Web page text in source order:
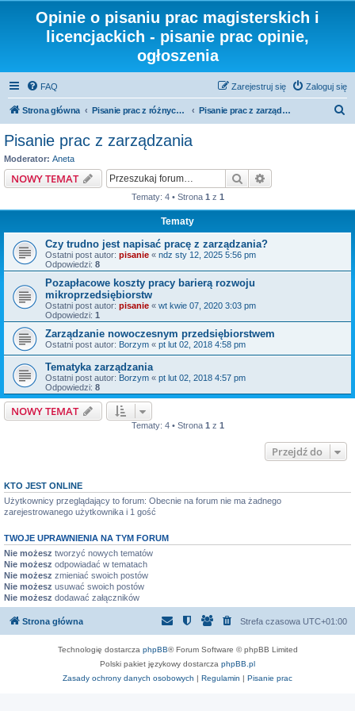
Opinie o pisaniu prac magisterskich i
licencjackich - pisanie prac opinie,
ogłoszenia
FAQ Zaloguj się
Zarejestruj się
Strona główna Pisanie prac z różnych dziedzin i kierunków Pisanie prac z zarządzania
Pisanie prac z zarządzania
Moderator: Aneta
NOWY TEMAT Szukaj
Tematy: 4 • Strona 1 z 1
Tematy
Czy trudno jest napisać pracę z zarządzania?
Ostatni post autor: pisanie « ndz sty 12, 2025 5:56 pm
Odpowiedzi: 8
Pozapłacowe koszty pracy barierą rozwoju
mikroprzedsiębiorstw
Ostatni post autor: pisanie « wt kwie 07, 2020 3:03 pm
Odpowiedzi: 1
Zarządzanie nowoczesnym przedsiębiorstwem
Ostatni post autor: Borzym « pt lut 02, 2018 4:58 pm
Tematyka zarządzania
Ostatni post autor: Borzym « pt lut 02, 2018 4:57 pm
Odpowiedzi: 8
NOWY TEMAT
Tematy: 4 • Strona 1 z 1
Przejdź do
KTO JEST ONLINE
Użytkownicy przeglądający to forum: Obecnie na forum nie ma żadnego
zarejestrowanego użytkownika i 1 gość
TWOJE UPRAWNIENIA NA TYM FORUM
Nie możesz tworzyć nowych tematów
Nie możesz odpowiadać w tematach
Nie możesz zmieniać swoich postów
Nie możesz usuwać swoich postów
Nie możesz dodawać załączników
Strona główna Strefa czasowa UTC+01:00
Technologię dostarcza phpBB® Forum Software © phpBB Limited
Polski pakiet językowy dostarcza phpBB.pl
Zasady ochrony danych osobowych | Regulamin | Pisanie prac